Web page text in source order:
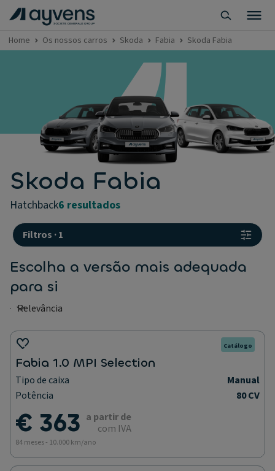
Home Os nossos carros Skoda Fabia Skoda Fabia
Skoda Fabia
hatchback6 resultados
Filtros ·1
Escolha a versão mais adequada
para si
Catálogo
Fabia 1.0 MPI Selection
Tipo de caixa
Manual
Potência
80 CV
€ 363 a partir de
com IVA
84 meses - 10.000 km/ano